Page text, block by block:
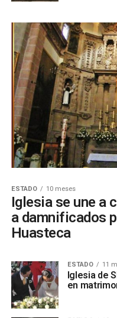
ESTADO 10 meses
Iglesia se une a
a damnificados
Huasteca
ESTADO 11
Iglesia de
en